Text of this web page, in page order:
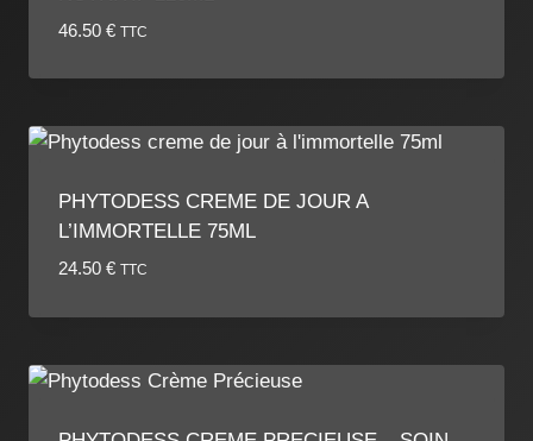
46.50 € TTC
PHYTODESS CREME DE JOUR A
L’IMMORTELLE 75ML
24.50 € TTC